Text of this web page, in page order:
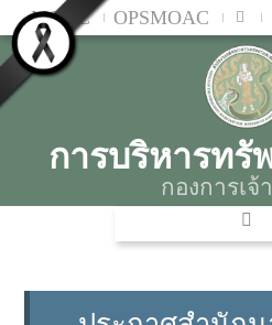
MOAC OPSMOAC
การบริหารทรั
กองการเจ้